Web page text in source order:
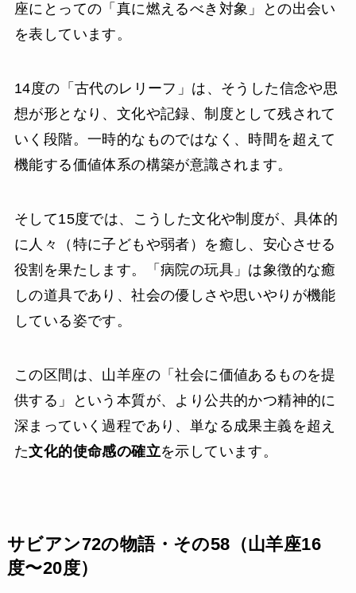
座にとっての「真に燃えるべき対象」との出会い
を表しています。
14度の「古代のレリーフ」は、そうした信念や思
想が形となり、文化や記録、制度として残されて
いく段階。一時的なものではなく、時間を超えて
機能する価値体系の構築が意識されます。
そして15度では、こうした文化や制度が、具体的
に人々（特に子どもや弱者）を癒し、安心させる
役割を果たします。「病院の玩具」は象徴的な癒
しの道具であり、社会の優しさや思いやりが機能
している姿です。
この区間は、山羊座の「社会に価値あるものを提
供する」という本質が、より公共的かつ精神的に
深まっていく過程であり、単なる成果主義を超え
た文化的使命感の確立を示しています。
サビアン72の物語・その58（山羊座16
度〜20度）